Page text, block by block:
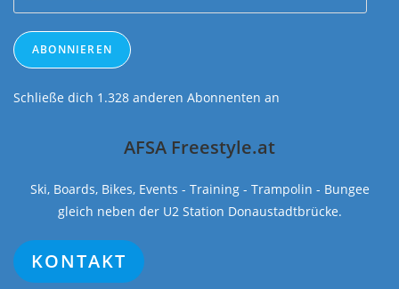
Mail-
Adresse
ABONNIEREN
Schließe dich 1.328 anderen Abonnenten an
AFSA Freestyle.at
Ski, Boards, Bikes, Events - Training - Trampolin - Bungee
gleich neben der U2 Station Donaustadtbrücke.
KONTAKT